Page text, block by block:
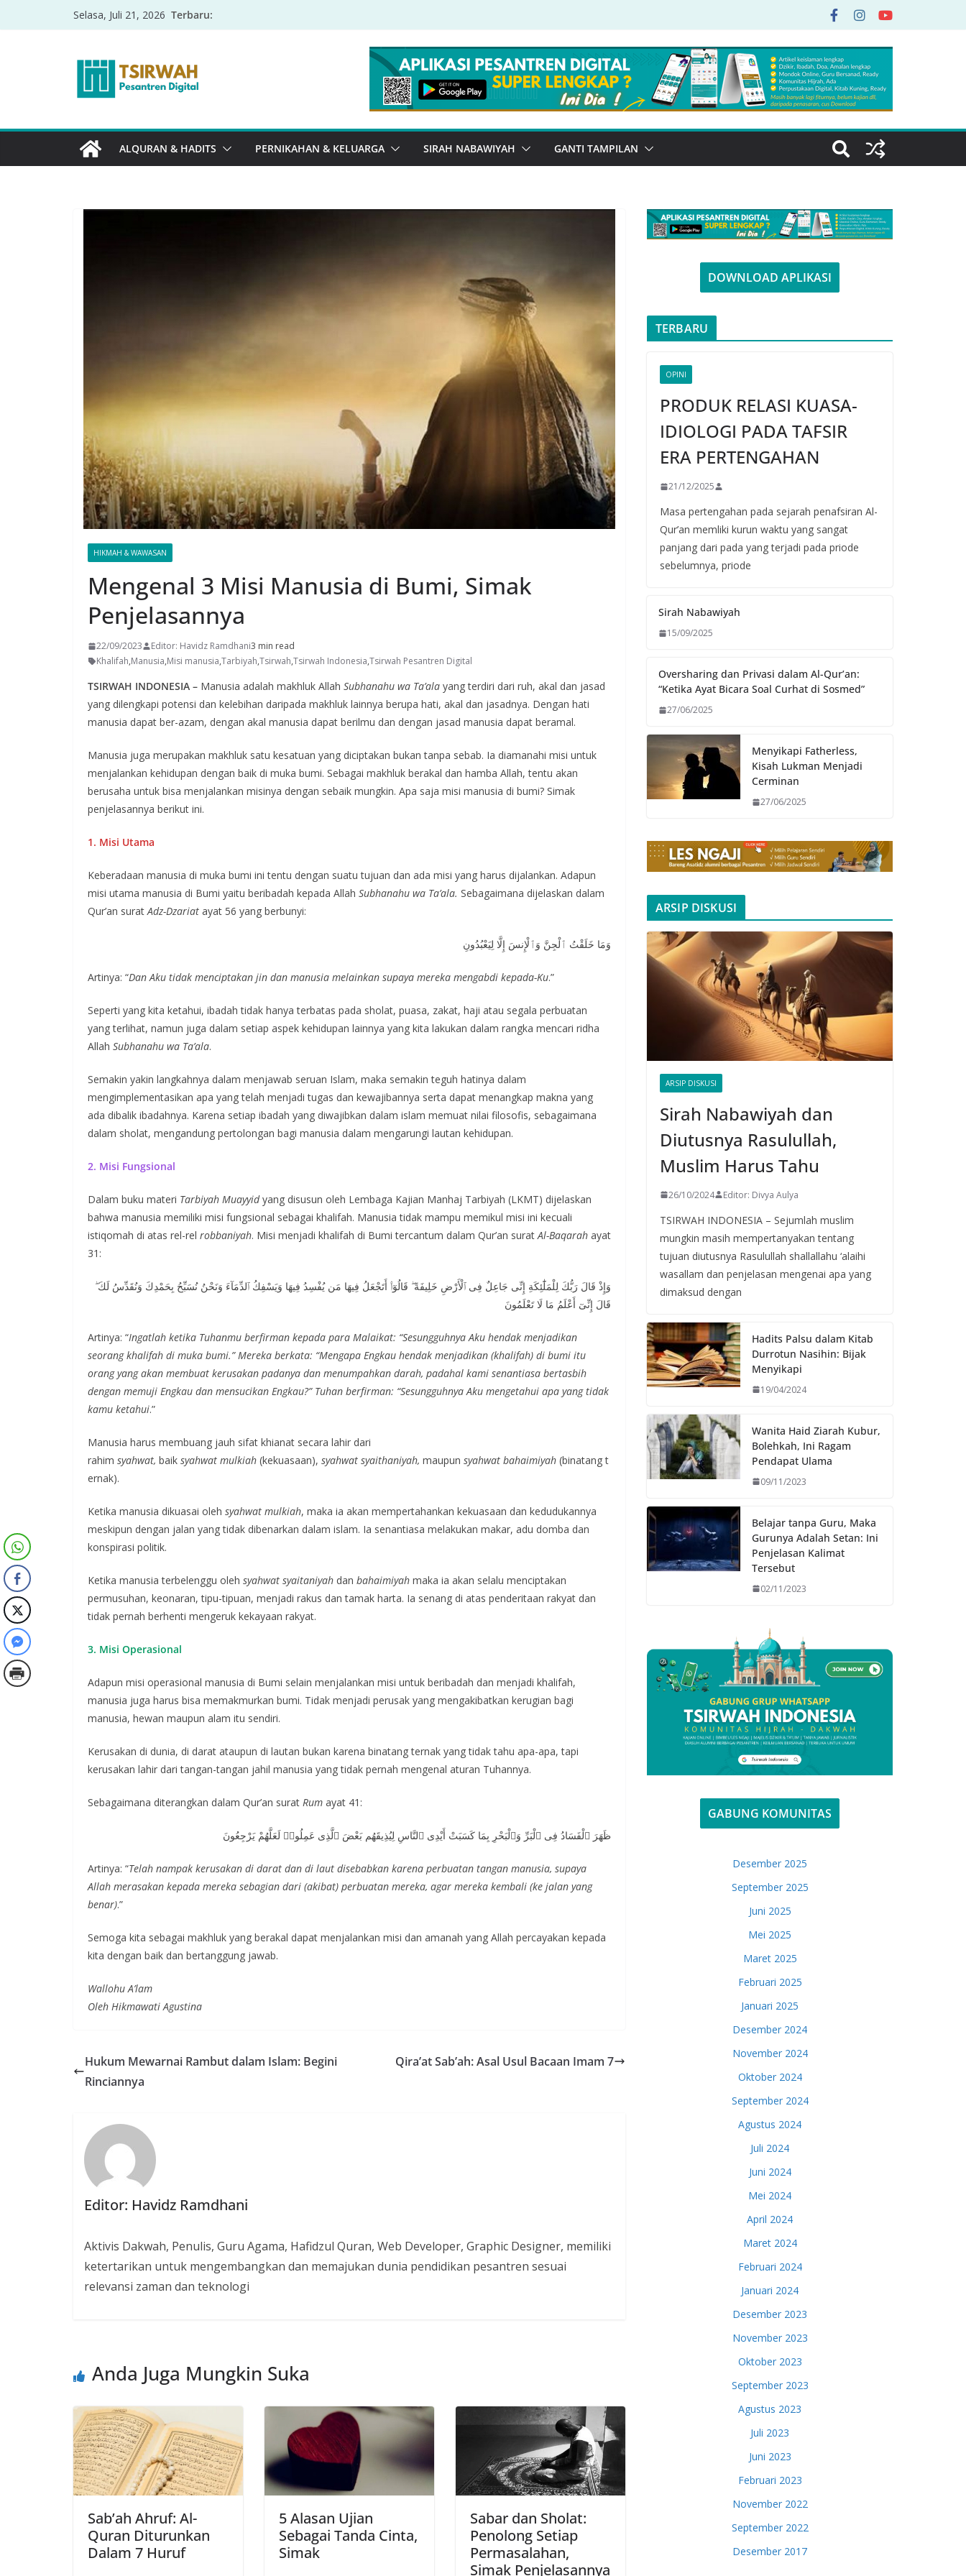
Selasa, Juli 21, 2026 Terbaru:
ALQURAN & HADITS PERNIKAHAN & KELUARGA SIRAH NABAWIYAH GANTI TAMPILAN
HIKMAH & WAWASAN
Mengenal 3 Misi Manusia di Bumi, Simak
Penjelasannya
22/09/2023 Editor: Havidz Ramdhani3 min read
Khalifah,Manusia,Misi manusia,Tarbiyah,Tsirwah,Tsirwah Indonesia,Tsirwah Pesantren Digital
TSIRWAH INDONESIA – Manusia adalah makhluk Allah Subhanahu wa Ta’ala yang terdiri dari ruh, akal dan jasad
yang dilengkapi potensi dan kelebihan daripada makhluk lainnya berupa hati, akal dan jasadnya. Dengan hati
manusia dapat ber-azam, dengan akal manusia dapat berilmu dan dengan jasad manusia dapat beramal.
Manusia juga merupakan makhluk satu kesatuan yang diciptakan bukan tanpa sebab. Ia diamanahi misi untuk
menjalankan kehidupan dengan baik di muka bumi. Sebagai makhluk berakal dan hamba Allah, tentu akan
berusaha untuk bisa menjalankan misinya dengan sebaik mungkin. Apa saja misi manusia di bumi? Simak
penjelasannya berikut ini.
1. Misi Utama
Keberadaan manusia di muka bumi ini tentu dengan suatu tujuan dan ada misi yang harus dijalankan. Adapun
misi utama manusia di Bumi yaitu beribadah kepada Allah Subhanahu wa Ta’ala. Sebagaimana dijelaskan dalam
Qur’an suratAdz-Dzariat ayat 56 yang berbunyi:
وَمَا خَلَقْتُ ٱلْجِنَّ وَٱلْإِنسَ إِلَّا لِيَعْبُدُونِ
Artinya: “Dan Aku tidak menciptakan jin dan manusia melainkan supaya mereka mengabdi kepada-Ku.”
Seperti yang kita ketahui, ibadah tidak hanya terbatas pada sholat, puasa, zakat, haji atau segala perbuatan
yang terlihat, namun juga dalam setiap aspek kehidupan lainnya yang kita lakukan dalam rangka mencari ridha
Allah Subhanahu wa Ta’ala.
Semakin yakin langkahnya dalam menjawab seruan Islam, maka semakin teguh hatinya dalam
mengimplementasikan apa yang telah menjadi tugas dan kewajibannya serta dapat menangkap makna yang
ada dibalik ibadahnya. Karena setiap ibadah yang diwajibkan dalam islam memuat nilai filosofis, sebagaimana
dalam sholat, mengandung pertolongan bagi manusia dalam mengarungi lautan kehidupan.
2. Misi Fungsional
Dalam buku materi Tarbiyah Muayyidyang disusun oleh Lembaga Kajian Manhaj Tarbiyah (LKMT) dijelaskan
bahwa manusia memiliki misi fungsional sebagai khalifah. Manusia tidak mampu memikul misi ini kecuali
istiqomah di atas rel-rel robbaniyah. Misi menjadi khalifah di Bumi tercantum dalam Qur’an suratAl-Baqarah ayat
31:
وَإِذْ قَالَ رَبُّكَ لِلْمَلَٰٓئِكَةِ إِنِّى جَاعِلٌ فِى ٱلْأَرْضِ خَلِيفَةً ۖ قَالُوٓا۟ أَتَجْعَلُ فِيهَا مَن يُفْسِدُ فِيهَا وَيَسْفِكُ ٱلدِّمَآءَ وَنَحْنُ نُسَبِّحُ بِحَمْدِكَ وَنُقَدِّسُ لَكَ ۖ
قَالَ إِنِّىٓ أَعْلَمُ مَا لَا تَعْلَمُونَ
Artinya: “Ingatlah ketika Tuhanmu berfirman kepada para Malaikat: “Sesungguhnya Aku hendak menjadikan
seorang khalifah di muka bumi.” Mereka berkata: “Mengapa Engkau hendak menjadikan (khalifah) di bumi itu
orang yang akan membuat kerusakan padanya dan menumpahkan darah, padahal kami senantiasa bertasbih
dengan memuji Engkau dan mensucikan Engkau?” Tuhan berfirman: “Sesungguhnya Aku mengetahui apa yang tidak
kamu ketahui.”
Manusia harus membuang jauh sifat khianat secara lahir dari
rahim syahwat, baik syahwat mulkiah (kekuasaan), syahwat syaithaniyah, maupun syahwat bahaimiyah (binatang t
ernak).
Ketika manusia dikuasai oleh syahwat mulkiah, maka ia akan mempertahankan kekuasaan dan kedudukannya
meskipun dengan jalan yang tidak dibenarkan dalam islam. Ia senantiasa melakukan makar, adu domba dan
konspirasi politik.
Ketika manusia terbelenggu oleh syahwat syaitaniyah dan bahaimiyah maka ia akan selalu menciptakan
permusuhan, keonaran, tipu-tipuan, menjadi rakus dan tamak harta. Ia senang di atas penderitaan rakyat dan
tidak pernah berhenti mengeruk kekayaan rakyat.
3. Misi Operasional
Adapun misi operasional manusia di Bumi selain menjalankan misi untuk beribadah dan menjadi khalifah,
manusia juga harus bisa memakmurkan bumi. Tidak menjadi perusak yang mengakibatkan kerugian bagi
manusia, hewan maupun alam itu sendiri.
Kerusakan di dunia, di darat ataupun di lautan bukan karena binatang ternak yang tidak tahu apa-apa, tapi
kerusakan lahir dari tangan-tangan jahil manusia yang tidak pernah mengenal aturan Tuhannya.
Sebagaimana diterangkan dalam Qur’an surat Rum ayat 41:
ظَهَرَ ٱلْفَسَادُ فِى ٱلْبَرِّ وَٱلْبَحْرِ بِمَا كَسَبَتْ أَيْدِى ٱلنَّاسِ لِيُذِيقَهُم بَعْضَ ٱلَّذِى عَمِلُوا۟ لَعَلَّهُمْ يَرْجِعُونَ
Artinya: “Telah nampak kerusakan di darat dan di laut disebabkan karena perbuatan tangan manusia, supaya
Allah merasakan kepada mereka sebagian dari (akibat) perbuatan mereka, agar mereka kembali (ke jalan yang
benar).”
Semoga kita sebagai makhluk yang berakal dapat menjalankan misi dan amanah yang Allah percayakan kepada
kita dengan baik dan bertanggung jawab.
Wallohu A’lam
Oleh Hikmawati Agustina
Hukum Mewarnai Rambut dalam Islam: Begini
Rinciannya
Qira’at Sab’ah: Asal Usul Bacaan Imam 7
Editor: Havidz Ramdhani
Aktivis Dakwah, Penulis, Guru Agama, Hafidzul Quran, Web Developer, Graphic Designer, memiliki
ketertarikan untuk mengembangkan dan memajukan dunia pendidikan pesantren sesuai
relevansi zaman dan teknologi
Anda Juga Mungkin Suka
Sab’ah Ahruf: Al-
Quran Diturunkan
Dalam 7 Huruf
5 Alasan Ujian
Sebagai Tanda Cinta,
Simak
Sabar dan Sholat:
Penolong Setiap
Permasalahan,
Simak Penjelasannya
DOWNLOAD APLIKASI
TERBARU
OPINI
PRODUK RELASI KUASA-
IDIOLOGI PADA TAFSIR
ERA PERTENGAHAN
21/12/2025
Masa pertengahan pada sejarah penafsiran Al-
Qur’an memliki kurun waktu yang sangat
panjang dari pada yang terjadi pada priode
sebelumnya, priode
Sirah Nabawiyah
15/09/2025
Oversharing dan Privasi dalam Al-Qur’an:
“Ketika Ayat Bicara Soal Curhat di Sosmed”
27/06/2025
Menyikapi Fatherless,
Kisah Lukman Menjadi
Cerminan
27/06/2025
ARSIP DISKUSI
ARSIP DISKUSI
Sirah Nabawiyah dan
Diutusnya Rasulullah,
Muslim Harus Tahu
26/10/2024 Editor: Divya Aulya
TSIRWAH INDONESIA – Sejumlah muslim
mungkin masih mempertanyakan tentang
tujuan diutusnya Rasulullah shallallahu ‘alaihi
wasallam dan penjelasan mengenai apa yang
dimaksud dengan
Hadits Palsu dalam Kitab
Durrotun Nasihin: Bijak
Menyikapi
19/04/2024
Wanita Haid Ziarah Kubur,
Bolehkah, Ini Ragam
Pendapat Ulama
09/11/2023
Belajar tanpa Guru, Maka
Gurunya Adalah Setan: Ini
Penjelasan Kalimat
Tersebut
02/11/2023
GABUNG KOMUNITAS
Desember 2025
September 2025
Juni 2025
Mei 2025
Maret 2025
Februari 2025
Januari 2025
Desember 2024
November 2024
Oktober 2024
September 2024
Agustus 2024
Juli 2024
Juni 2024
Mei 2024
April 2024
Maret 2024
Februari 2024
Januari 2024
Desember 2023
November 2023
Oktober 2023
September 2023
Agustus 2023
Juli 2023
Juni 2023
Februari 2023
November 2022
September 2022
Desember 2017